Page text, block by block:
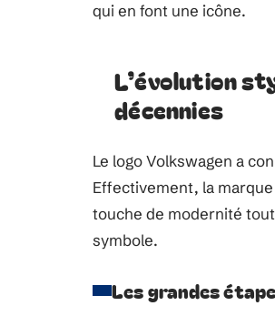
qui en font une icône.
L’évolution
décennies
Le logo Volkswagen a
Effectivement, la
touche de modernité
symbole.
Les grandes